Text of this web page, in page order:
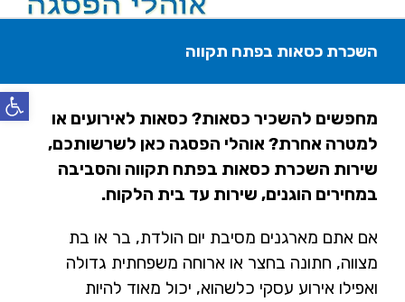
פתח
השכרת כסאות בפתח תקווה
מחפשים להשכיר כסאות? כסאות לאירועים או
למטרה אחרת? אוהלי הפסגה כאן לשרשותכם,
שירות השכרת כסאות בפתח תקווה והסביבה
במחירים הוגנים, שירות עד בית הלקוח.
אם אתם מארגנים מסיבת יום הולדת, בר או בת
מצווה, חתונה בחצר או ארוחה משפחתית גדולה
ואפילו אירוע עסקי כלשהוא, יכול מאוד להיות